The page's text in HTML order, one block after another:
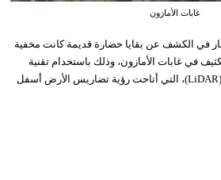
غابات الأمازون
في الكشف عن بقايا حضارة قديمة كانت مخفية
في غابات الأمازون، وذلك باستخدام تقنية
المسح بالليزر المحمولة جوًا (LiDAR)، التي أتاحت رؤية تضاريس الأرض أسفل